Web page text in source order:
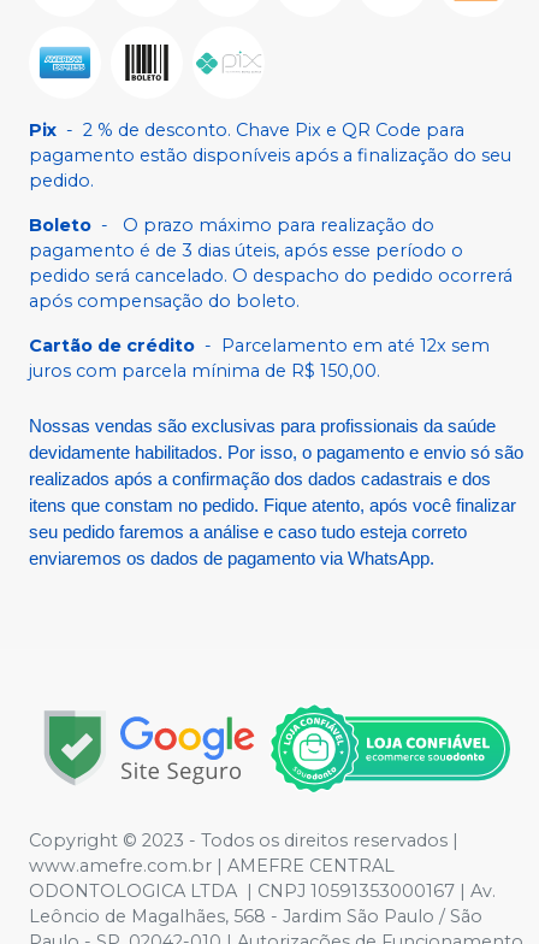
Pix - 2 % de desconto. Chave Pix e QR Code para
pagamento estão disponíveis após a finalização do seu
pedido.
Boleto -
O prazo máximo para realização do
pagamento é de 3 dias úteis, após esse período o
pedido será cancelado. O despacho do pedido ocorrerá
após compensação do boleto.
Cartão de crédito - Parcelamento em até 12x sem
juros com parcela mínima de R$ 150,00.
Nossas vendas são exclusivas para profissionais da saúde
devidamente habilitados. Por isso, o pagamento e envio só são
realizados após a confirmação dos dados cadastrais e dos
itens que constam no pedido. Fique atento, após você finalizar
seu pedido faremos a análise e caso tudo esteja correto
enviaremos os dados de pagamento via WhatsApp.
Copyright © 2023 - Todos os direitos reservados |
www.amefre.com.br | AMEFRE CENTRAL
ODONTOLOGICA LTDA | CNPJ 10591353000167 | Av.
Leôncio de Magalhães, 568 - Jardim São Paulo / São